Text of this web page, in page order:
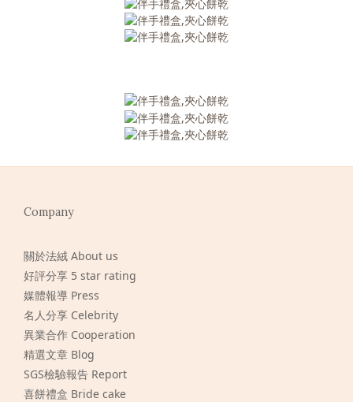
Company
關於法絨 About us
好評分享 5 star rating
媒體報導 Press
名人分享 Celebrity
異業合作 Cooperation
精選文章 Blog
SGS檢驗報告 Report
喜餅禮盒 Bride cake